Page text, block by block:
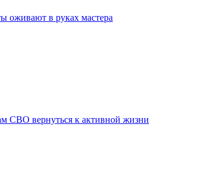
оживают в руках мастера
СВО вернуться к активной жизни